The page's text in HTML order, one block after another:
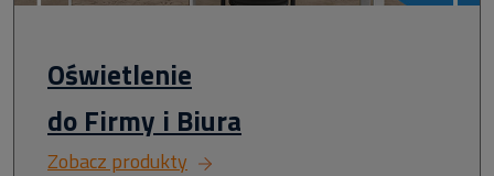
Oświetlenie
do Firmy i Biura
Zobacz produkty